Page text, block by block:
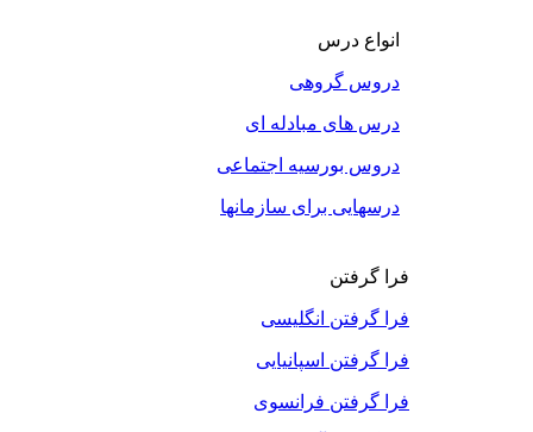
انواع درس
دروس گروهی
درس های مبادله ای
دروس بورسیه اجتماعی
درسهایی برای سازمانها
فرا گرفتن
فرا گرفتن انگلیسی
فرا گرفتن اسپانیایی
فرا گرفتن فرانسوی